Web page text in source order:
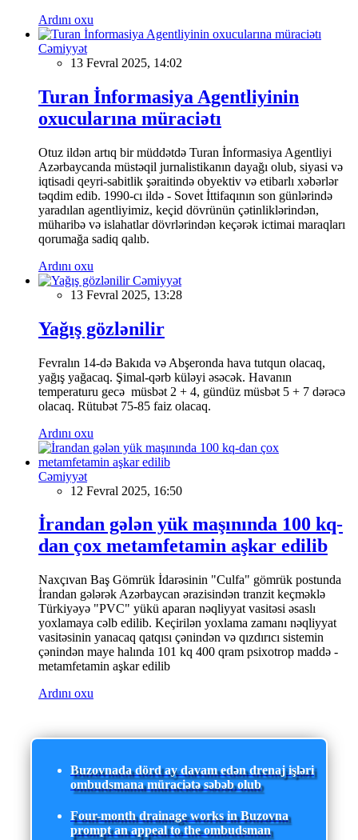
Ardını oxu
Cəmiyyət
13 Fevral 2025, 14:02
Turan İnformasiya Agentliyinin
oxucularına müraciətı
Otuz ildən artıq bir müddətdə Turan İnformasiya Agentliyi
Azərbaycanda müstəqil jurnalistikanın dayağı olub, siyasi və
iqtisadi qeyri-sabitlik şəraitində obyektiv və etibarlı xəbərlər
təqdim edib. 1990-cı ildə - Sovet İttifaqının son günlərində
yaradılan agentliyimiz, keçid dövrünün çətinliklərindən,
müharibə və islahatlar dövrlərindən keçərək ictimai maraqları
qorumağa sadiq qalıb.
Ardını oxu
Cəmiyyət
13 Fevral 2025, 13:28
Yağış gözlənilir
Fevralın 14-də Bakıda və Abşeronda hava tutqun olacaq,
yağış yağacaq. Şimal-qərb küləyi əsəcək. Havanın
temperaturu gecə müsbət 2 + 4, gündüz müsbət 5 + 7 dərəcə
olacaq. Rütubət 75-85 faiz olacaq.
Ardını oxu
Cəmiyyət
12 Fevral 2025, 16:50
İrandan gələn yük maşınında 100 kq-
dan çox metamfetamin aşkar edilib
Naxçıvan Baş Gömrük İdarəsinin "Culfa" gömrük postunda
İrandan gələrək Azərbaycan ərazisindən tranzit keçməklə
Türkiyəyə "PVC" yükü aparan nəqliyyat vasitəsi əsaslı
yoxlamaya cəlb edilib. Keçirilən yoxlama zamanı nəqliyyat
vasitəsinin yanacaq qatqısı çənindən və qızdırıcı sistemin
çənindən maye halında 101 kq 400 qram psixotrop maddə -
metamfetamin aşkar edilib
Ardını oxu
Buzovnada dörd ay davam edən drenaj işləri
ombudsmana müraciətə səbəb olub
Four-month drainage works in Buzovna
prompt an appeal to the ombudsman